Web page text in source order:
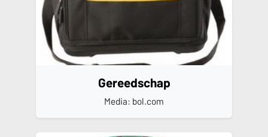
Gereedschap
Media: bol.com